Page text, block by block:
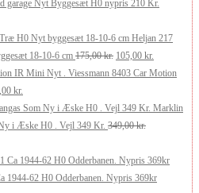
garage Nyt Byggesæt H0 nypris 210 Kr.
Heljan 217
18-10-6 cm 175,00kr. Den
oprindelige
var:
175,00 kr..
105,00 kr.
aktuelle
er:
105,00 kr..
Viessmann 8403 Car Motion
kr..
kr.
aktuelle
pris
200,00 kr..
Marklin
i Æske H0 . Vejl 349 Kr. 349,00kr.
1944-62 H0 Odderbanen. Nypris 369kr